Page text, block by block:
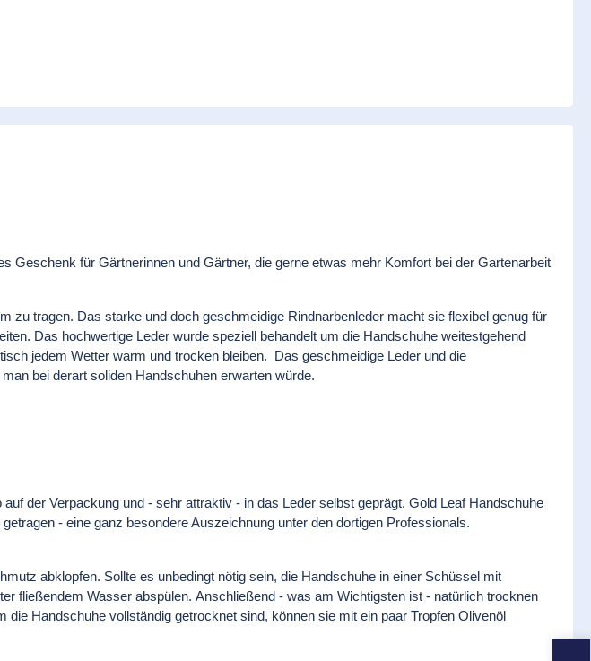
Geschenk für Gärtnerinnen und Gärtner, die gerne etwas mehr Komfort bei der Gartenarbeit
tragen. Das starke und doch geschmeidige Rindnarbenleder macht sie flexibel genug für
Das hochwertige Leder wurde speziell behandelt um die Handschuhe weitestgehend
jedem Wetter warm und trocken bleiben. Das geschmeidige Leder und die
bei derart soliden Handschuhen erwarten würde.
der Verpackung und - sehr attraktiv - in das Leder selbst geprägt. Gold Leaf Handschuhe
- eine ganz besondere Auszeichnung unter den dortigen Professionals.
abklopfen. Sollte es unbedingt nötig sein, die Handschuhe in einer Schüssel mit
fließendem Wasser abspülen. Anschließend - was am Wichtigsten ist - natürlich trocknen
Handschuhe vollständig getrocknet sind, können sie mit ein paar Tropfen Olivenöl